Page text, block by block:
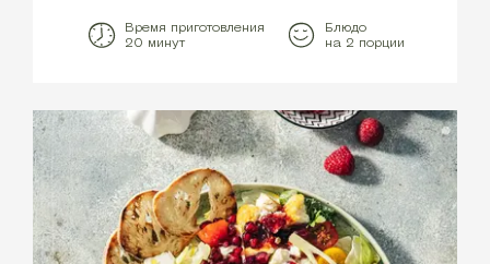
Время приготовления
20 минут
Блюдо
на 2 порции